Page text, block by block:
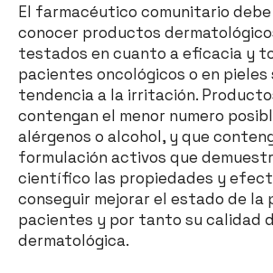
El farmacéutico comunitario debe
conocer productos
testados en cuanto a eficacia y
pacientes oncológicos o en pieles
tendencia a la irritación.
contengan el menor numero
alérgenos o alcohol, y que
formulación activos que
científico las propiedades y
conseguir mejorar el estado de la
pacientes y por tanto su calidad
dermatológica.